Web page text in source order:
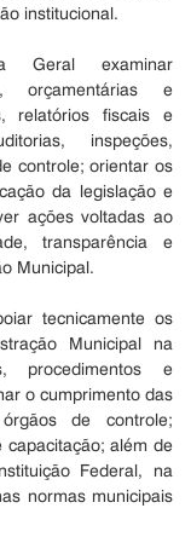
institucional.
Geral examinar
orçamentárias e
relatórios fiscais e
inspeções,
controle; orientar os
da legislação e
ações voltadas ao
transparência e
Municipal.
tecnicamente os
Municipal na
procedimentos e
o cumprimento das
de controle;
além de
Federal, na
normas municipais